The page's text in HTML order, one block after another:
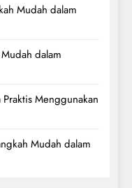
Mudah dalam
dalam
Praktis Menggunakan
Mudah dalam